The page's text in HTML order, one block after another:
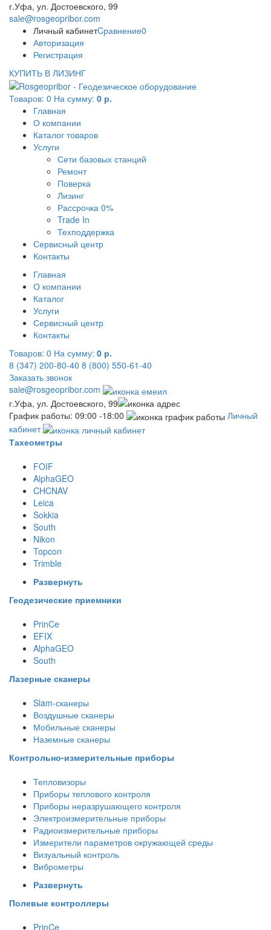
г.Уфа, ул. Достоевского, 99
sale@rosgeopribor.com
Личный кабинет
Авторизация
Регистрация
Cравнение0
КУПИТЬ В ЛИЗИНГ
Товаров: 0 На сумму: 0 р.
Главная
О компании
Каталог товаров
Услуги
Сети базовых станций
Ремонт
Поверка
Лизинг
Рассрочка 0%
Trade In
Техподдержка
Сервисный центр
Контакты
Главная
О компании
Каталог
Услуги
Сервисный центр
Контакты
Товаров: 0 На сумму: 0 р.
8 (347) 200-80-40 8 (800) 550-61-40
Заказать звонок
sale@rosgeopribor.com
г.Уфа, ул. Достоевского, 99
График работы: 09:00 -18:00
Личный
кабинет
Тахеометры
FOIF
AlphaGEO
CHCNAV
Leica
Sokkia
South
Nikon
Topcon
Trimble
Развернуть
Геодезические приемники
PrinCe
EFIX
AlphaGEO
South
Лазерные сканеры
Slam-сканеры
Воздушные сканеры
Мобильные сканеры
Наземные сканеры
Контрольно-измерительные приборы
Тепловизоры
Приборы теплового контроля
Приборы неразрушающего контроля
Электроизмерительные приборы
Радиоизмерительные приборы
Измерители параметров окружающей среды
Визуальный контроль
Виброметры
Развернуть
Полевые контроллеры
PrinCe